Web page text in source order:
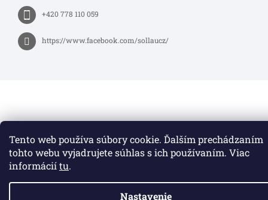
Tento web používa súbory cookie. Ďalším prechádzaním
tohto webu vyjadrujete súhlas s ich používaním. Viac
informáciítu.
Nastavenie
+420 778 110 059
https://www.facebook.com/sollaucz/